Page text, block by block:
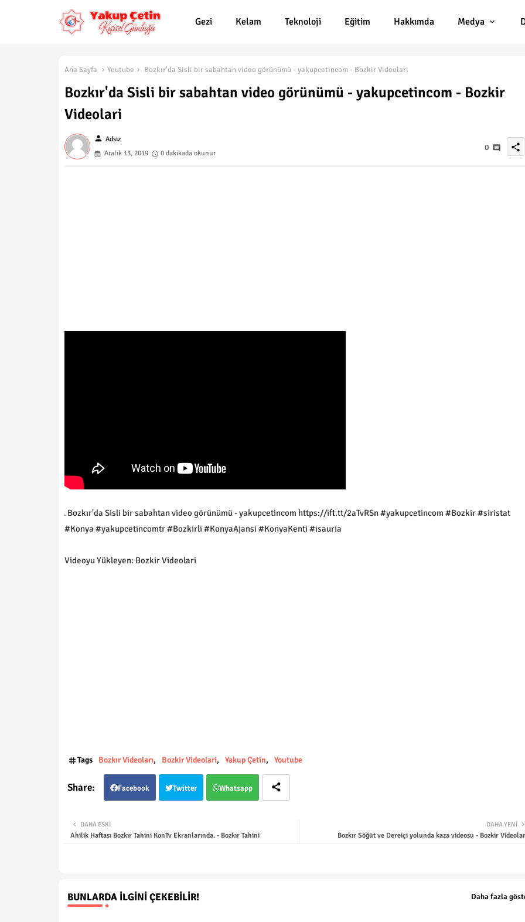
Gezi Kelam Teknoloji Eğitim Hakkımda Medya
Ana Sayfa Youtube Bozkır'da Sisli bir sabahtan video görünümü - yakupcetincom - Bozkir Videolari
Bozkır'da Sisli bir sabahtan video görünümü - yakupcetincom - Bozkir
Videolari
person Adsız
Aralık 13, 2019
0 dakikada okunur
0 share
Bozkır'da Sisli bir sabahtan video görünümü - yakupcetincom https://ift.tt/2aTvRSn #yakupcetincom #Bozkir #siristat
#Konya #yakupcetincomtr #Bozkirli #KonyaAjansi #KonyaKenti #isauria
Videoyu Yükleyen: Bozkir Videolari
Tags Bozkır Videoları Bozkir Videolari Yakup Çetin Youtube
Facebook Twitter Whatsapp
DAHA YENI
Bozkır Söğüt ve Dereiçi yolunda kaza videosu - Bozkir
DAHA ESKI
Ahilik Haftası Bozkır Tahini KonTv Ekranlarında. - Bozkır Tahini
BUNLARDA İLGINI ÇEKEBILIR! Daha fazla